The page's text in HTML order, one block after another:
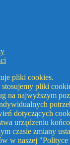
pliki cookies.
pliki
na najwyższym
dotyczących
urządzeniu
czasie zmiany
w naszej